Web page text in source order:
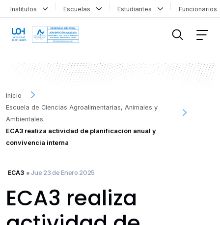
Institutos Escuelas Estudiantes
Inicio
Escuela de Ciencias Agroalimentarias, Animales y
Ambientales.
ECA3 realiza actividad de planificación anual y
convivencia interna
ECA3 ● Jue 23 de Enero 2025
ECA3 realiza